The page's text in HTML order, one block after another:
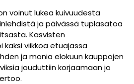
voinut lukea kuivuudesta
ja päivässä tuplasatoa
Kasvisten
kaksi viikkoa etuajassa
ja monia elokuun kauppojen
jouduttiin korjaamaan jo